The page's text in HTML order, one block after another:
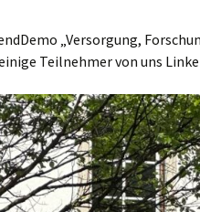
„Versorgung,
Teilnehmer von uns